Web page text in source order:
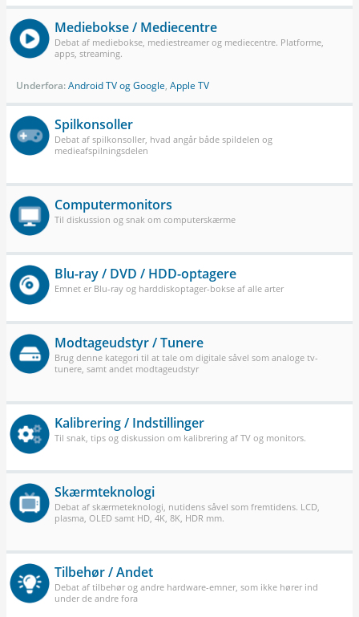
Mediebokse / Mediecentre
Debat af mediebokse, mediestreamer og mediecentre. Platforme,
apps, streaming.
Underfora:Android TV og Google, Apple TV
Spilkonsoller
Debat af spilkonsoller, hvad angår både spildelen og
medieafspilningsdelen
Computermonitors
Til diskussion og snak om computerskærme
Blu-ray / DVD / HDD-optagere
Emnet er Blu-ray og harddiskoptager-bokse af alle arter
Modtageudstyr / Tunere
Brug denne kategori til at tale om digitale såvel som analoge tv-
tunere, samt andet modtageudstyr
Kalibrering / Indstillinger
Til snak, tips og diskussion om kalibrering af TV og monitors.
Skærmteknologi
Debat af skærmeteknologi, nutidens såvel som fremtidens. LCD,
plasma, OLED samt HD, 4K, 8K, HDR mm.
Tilbehør / Andet
Debat af tilbehør og andre hardware-emner, som ikke hører ind
under de andre fora